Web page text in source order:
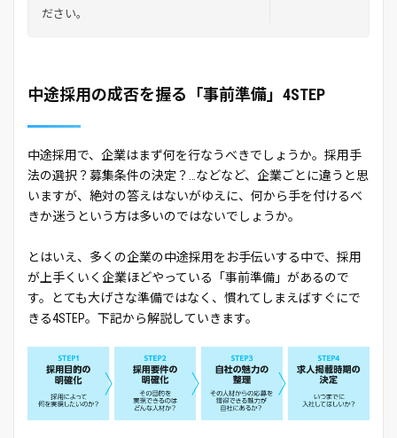
ださい。
中途採用の成否を握る「事前準備」4STEP
中途採用で、企業はまず何を行なうべきでしょうか。採用手
法の選択？募集条件の決定？…などなど、企業ごとに違うと思
いますが、絶対の答えはないがゆえに、何から手を付けるべ
きか迷うという方は多いのではないでしょうか。
とはいえ、多くの企業の中途採用をお手伝いする中で、採用
が上手くいく企業ほどやっている「事前準備」があるので
す。とても大げさな準備ではなく、慣れてしまえばすぐにで
きる4STEP。下記から解説していきます。